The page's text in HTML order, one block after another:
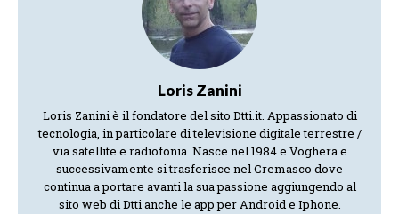
Loris Zanini
Loris Zanini è il fondatore del sito Dtti.it. Appassionato di
tecnologia, in particolare di televisione digitale terrestre /
via satellite e radiofonia. Nasce nel 1984 e Voghera e
successivamente si trasferisce nel Cremasco dove
continua a portare avanti la sua passione aggiungendo al
sito web di Dtti anche le app per Android e Iphone.